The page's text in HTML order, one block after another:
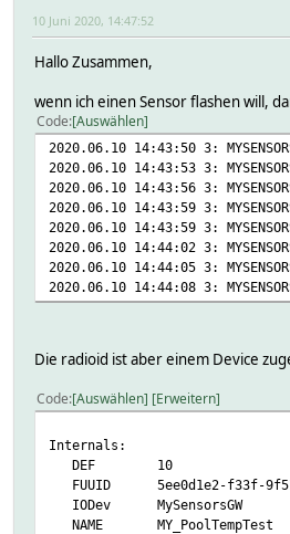
10 Juni 2020, 14:47:52
Hallo Zusammen,
wenn ich einen Sensor flashen will,
Code Auswählen
2020.06.10 14:43:50 3:
2020.06.10 14:43:53 3:
2020.06.10 14:43:56 3:
2020.06.10 14:43:59 3:
2020.06.10 14:43:59 3:
2020.06.10 14:44:02 3:
2020.06.10 14:44:05 3:
2020.06.10 14:44:08 3:
Die radioid ist aber einem Device
Code Auswählen Erweitern
Internals:
DEF 10
FUUID 5ee0d1e2-f33f-9f51-
IODev MySensorsGW
NAME MY_PoolTempTest